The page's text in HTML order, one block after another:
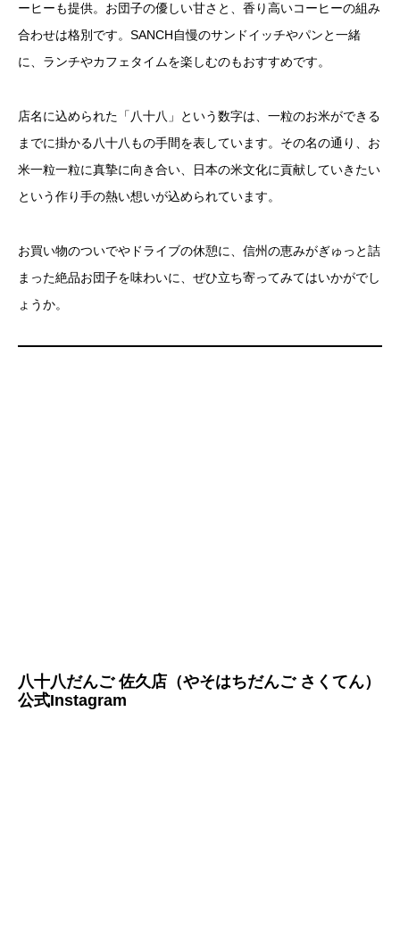
ーヒーも提供。お団子の優しい甘さと、香り高いコーヒーの組み
合わせは格別です。SANCH自慢のサンドイッチやパンと一緒
に、ランチやカフェタイムを楽しむのもおすすめです。
店名に込められた「八十八」という数字は、一粒のお米ができる
までに掛かる八十八もの手間を表しています。その名の通り、お
米一粒一粒に真摯に向き合い、日本の米文化に貢献していきたい
という作り手の熱い想いが込められています。
お買い物のついでやドライブの休憩に、信州の恵みがぎゅっと詰
まった絶品お団子を味わいに、ぜひ立ち寄ってみてはいかがでし
ょうか。
八十八だんご 佐久店（やそはちだんご さくてん）
公式Instagram